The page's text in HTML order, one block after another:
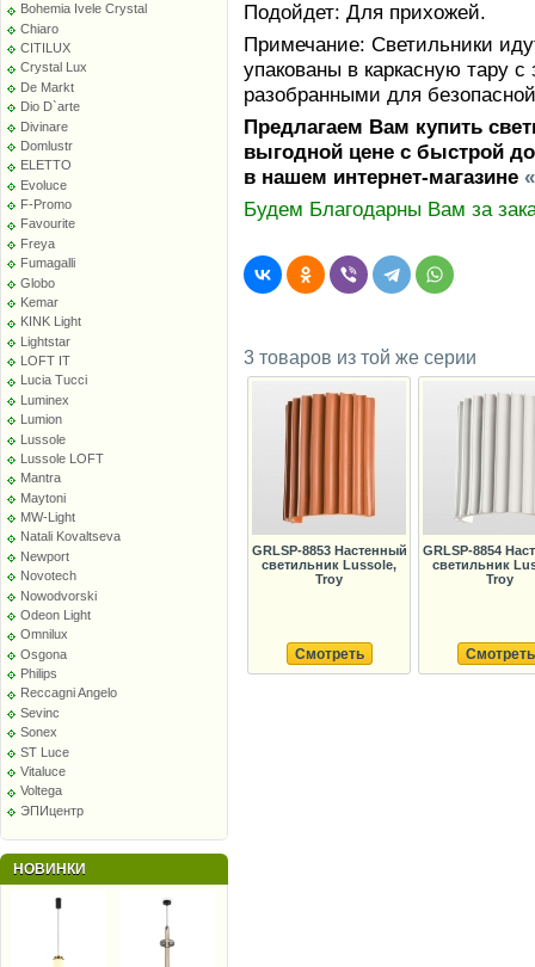
Bohemia Ivele Crystal
Chiaro
CITILUX
Crystal Lux
De Markt
Dio D`arte
Divinare
Domlustr
ELETTO
Evoluce
F-Promo
Favourite
Freya
Fumagalli
Globo
Kemar
KINK Light
Lightstar
LOFT IT
Lucia Tucci
Luminex
Lumion
Lussole
Lussole LOFT
Mantra
Maytoni
MW-Light
Natali Kovaltseva
Newport
Novotech
Nowodvorski
Odeon Light
Omnilux
Osgona
Philips
Reccagni Angelo
Sevinc
Sonex
ST Luce
Vitaluce
Voltega
ЭПИцентр
НОВИНКИ
Подойдет: Для прихожей.
Примечание: Светильники
упакованы в каркасную тару
разобранными для
Предлагаем Вам купить
выгодной цене с быстрой
в нашем интернет-магазине
Будем Благодарны Вам за
3 товаров из той же серии
GRLSP-8853 Настенный
светильник Lussole,
Troy
Смотреть
GRLSP-8854
светильник
Troy
Смотреть